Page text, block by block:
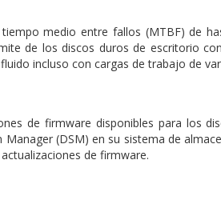
medio entre fallos (MTBF) de
de los discos duros de escritorio
incluso con cargas de trabajo de
de firmware disponibles para los
(DSM) en su sistema de
de firmware.